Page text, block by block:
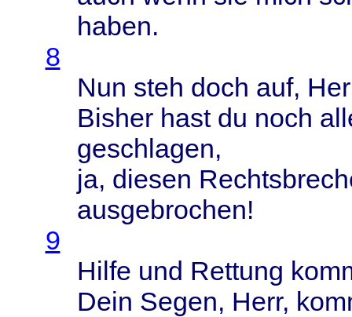
haben.
8
Nun steh doch auf,
Bisher hastdu noch
geschlagen,
ja, diesen
ausgebrochen!
9
Hilfe und Rettung
Dein Segen, Herr,